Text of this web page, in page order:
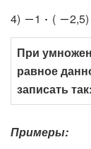
4)
1 (
При
равное
записать так:
Примеры: